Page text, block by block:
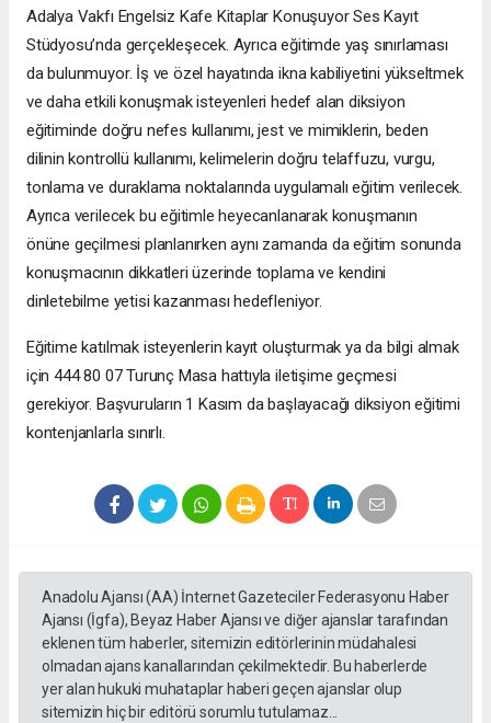
Adalya Vakfı Engelsiz Kafe Kitaplar Konuşuyor Ses Kayıt
Stüdyosu’nda gerçekleşecek. Ayrıca eğitimde yaş sınırlaması
da bulunmuyor. İş ve özel hayatında ikna kabiliyetini yükseltmek
ve daha etkili konuşmak isteyenleri hedef alan diksiyon
eğitiminde doğru nefes kullanımı, jest ve mimiklerin, beden
dilinin kontrollü kullanımı, kelimelerin doğru telaffuzu, vurgu,
tonlama ve duraklama noktalarında uygulamalı eğitim verilecek.
Ayrıca verilecek bu eğitimle heyecanlanarak konuşmanın
önüne geçilmesi planlanırken aynı zamanda da eğitim sonunda
konuşmacının dikkatleri üzerinde toplama ve kendini
dinletebilme yetisi kazanması hedefleniyor.
Eğitime katılmak isteyenlerin kayıt oluşturmak ya da bilgi almak
için 444 80 07 Turunç Masa hattıyla iletişime geçmesi
gerekiyor. Başvuruların 1 Kasım da başlayacağı diksiyon eğitimi
kontenjanlarla sınırlı.
Anadolu Ajansı (AA) İnternet Gazeteciler Federasyonu Haber
Ajansı (İgfa), Beyaz Haber Ajansı ve diğer ajanslar tarafından
eklenen tüm haberler, sitemizin editörlerinin müdahalesi
olmadan ajans kanallarından çekilmektedir. Bu haberlerde
yer alan hukuki muhataplar haberi geçen ajanslar olup
sitemizin hiç bir editörü sorumlu tutulamaz...